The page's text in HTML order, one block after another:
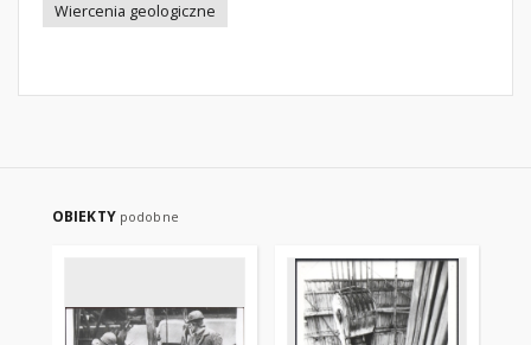
Wiercenia geologiczne
OBIEKTY podobne